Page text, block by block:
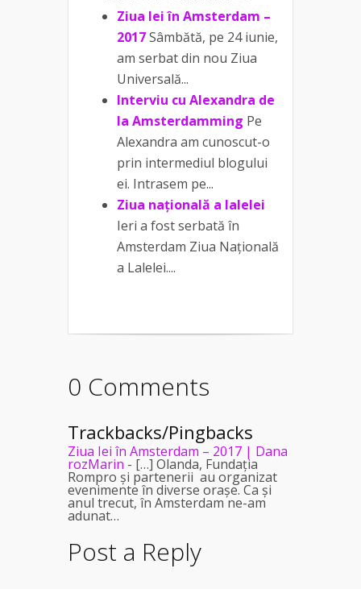
Ziua Iei în Amsterdam –
2017Sâmbătă, pe 24 iunie,
am serbat din nou Ziua
Universală...
Interviu cu Alexandra de
la Amsterdamming Pe
Alexandra am cunoscut-o
prin intermediul blogului
ei. Intrasem pe...
Ziua națională a lalelei
Ieri a fost serbată în
Amsterdam Ziua Națională
a Lalelei....
0 Comments
Trackbacks/Pingbacks
Ziua Iei în Amsterdam – 2017 | Dana
rozMarin - […] Olanda, Fundația
Rompro și partenerii au organizat
evenimente în diverse orașe. Ca și
anul trecut, în Amsterdam ne-am
adunat…
Post a Reply